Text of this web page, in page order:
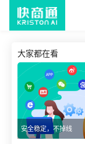
大家都在看
安全稳定，不掉线